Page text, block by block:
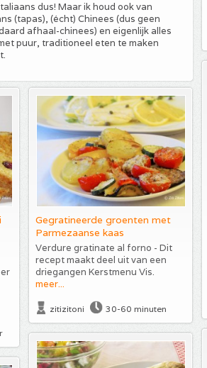
dus! Maar ik houd ook van
(tapas), (écht) Chinees (dus geen
afhaal-chinees) en eigenlijk alles
puur, traditioneel eten te maken
Gegratineerde groenten met
Parmezaanse kaas
Verdure gratinate al forno - Dit
recept maakt deel uit van een
driegangen Kerstmenu Vis.
meer...
zitizitoni 30-60 minuten